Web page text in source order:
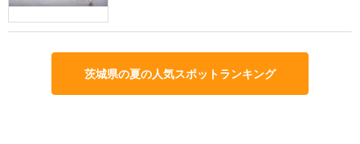
茨城県の夏の人気スポットランキング